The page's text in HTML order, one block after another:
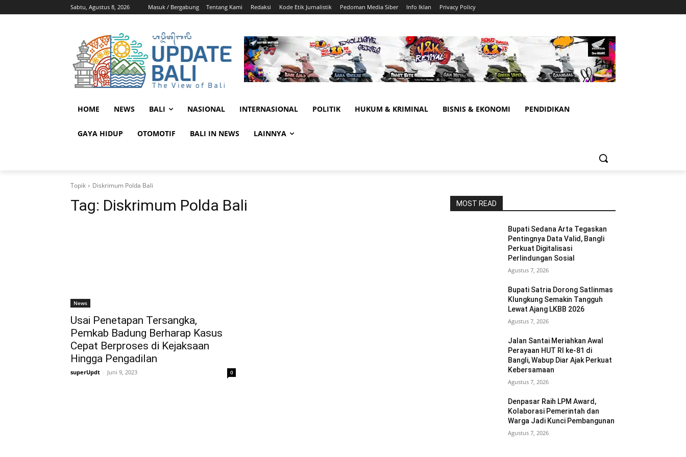
Sabtu, Agustus 8, 2026 Masuk / Bergabung Tentang Kami Redaksi Kode Etik Jurnalistik Pedoman Media Siber Info Iklan Privacy Policy
HOME NEWS BALI NASIONAL INTERNASIONAL POLITIK HUKUM & KRIMINAL BISNIS & EKONOMI PENDIDIKAN
GAYA HIDUP OTOMOTIF BALI IN NEWS LAINNYA
Topik Diskrimum Polda Bali
Tag: Diskrimum Polda Bali
News
Usai Penetapan Tersangka,
Pemkab Badung Berharap Kasus
Cepat Berproses di Kejaksaan
Hingga Pengadilan
superUpdt - Juni 9, 2023 0
MOST READ
Bupati Sedana Arta Tegaskan
Pentingnya Data Valid, Bangli
Perkuat Digitalisasi
Perlindungan Sosial
Agustus 7, 2026
Bupati Satria Dorong Satlinmas
Klungkung Semakin Tangguh
Lewat Ajang LKBB 2026
Agustus 7, 2026
Jalan Santai Meriahkan Awal
Perayaan HUT RI ke-81 di
Bangli, Wabup Diar Ajak Perkuat
Kebersamaan
Agustus 7, 2026
Denpasar Raih LPM Award,
Kolaborasi Pemerintah dan
Warga Jadi Kunci Pembangunan
Agustus 7, 2026